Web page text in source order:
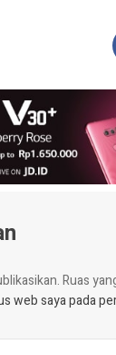
Ruas
web saya pada